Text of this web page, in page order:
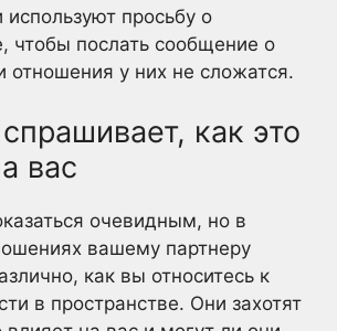
просьбу о
чтобы послать сообщение о
отношения у них не сложатся.
как это
вас
очевидным, но в
вашему партнеру
как вы относитесь к
в пространстве. Они захотят